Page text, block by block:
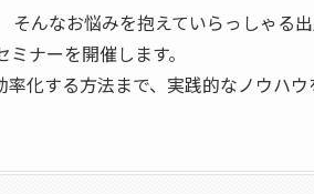
んなお悩みを抱えていらっしゃる
ナーを開催します。
化する方法まで、実践的なノウハウ